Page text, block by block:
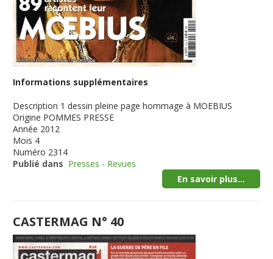
Informations supplémentaires
Description 1 dessin pleine page hommage à MOEBIUS
Origine POMMES PRESSE
Année 2012
Mois 4
Numéro 2314
Publié dans Presses - Revues
En savoir plus...
CASTERMAG N° 40